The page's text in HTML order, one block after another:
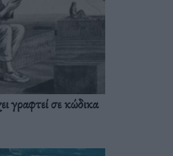
γραφτεί σε κώδικα